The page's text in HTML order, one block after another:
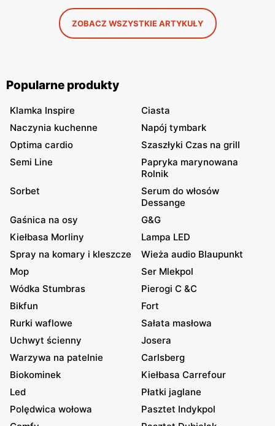
ZOBACZ WSZYSTKIE ARTYKUŁY
Popularne produkty
Klamka Inspire
Ciasta
Naczynia kuchenne
Napój tymbark
Optima cardio
Szaszłyki Czas na grill
Semi Line
Papryka marynowana
Rolnik
Sorbet
Serum do włosów
Dessange
Gaśnica na osy
G&G
Kiełbasa Morliny
Lampa LED
Spray na komary i kleszcze
Wieża audio Blaupunkt
Mop
Ser Mlekpol
Wódka Stumbras
Pierogi C &C
Bikfun
Fort
Rurki waflowe
Sałata masłowa
Uchwyt ścienny
Josera
Warzywa na patelnie
Carlsberg
Biokominek
Kiełbasa Carrefour
Led
Płatki jaglane
Polędwica wołowa
Pasztet Indykpol